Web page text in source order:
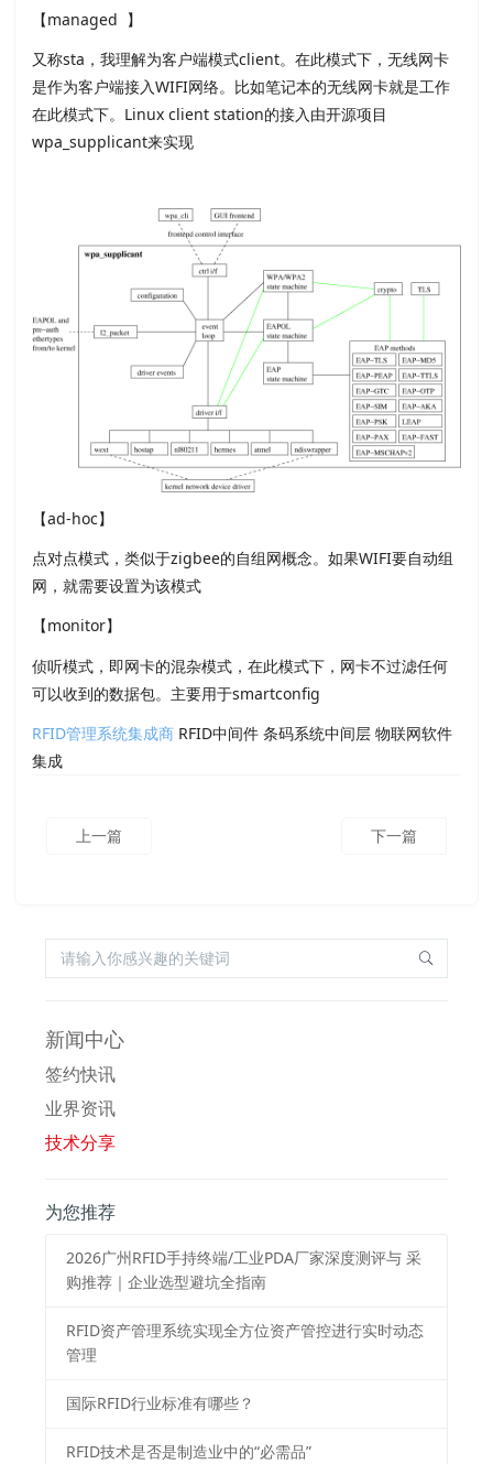
【managed 】
又称sta，我理解为客户端模式client。在此模式下，无线网卡
是作为客户端接入WIFI网络。比如笔记本的无线网卡就是工作
在此模式下。Linux client station的接入由开源项目
wpa_supplicant来实现
【ad-hoc】
点对点模式，类似于zigbee的自组网概念。如果WIFI要自动组
网，就需要设置为该模式
【monitor】
侦听模式，即网卡的混杂模式，在此模式下，网卡不过滤任何
可以收到的数据包。主要用于smartconfig
RFID管理系统集成商 RFID中间件 条码系统中间层 物联网软件
集成
上一篇 下一篇
新闻中心
签约快讯
业界资讯
技术分享
为您推荐
2026⼴州RFID⼿持终端/⼯业PDA⼚家深度测评与 采
购推荐｜企业选型避坑全指南
RFID资产管理系统实现全方位资产管控进行实时动态
管理
国际RFID行业标准有哪些？
RFID技术是否是制造业中的“必需品”